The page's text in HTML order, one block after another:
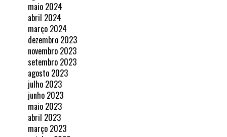
maio 2024
abril 2024
março 2024
dezembro 2023
novembro 2023
setembro 2023
agosto 2023
julho 2023
junho 2023
maio 2023
abril 2023
março 2023